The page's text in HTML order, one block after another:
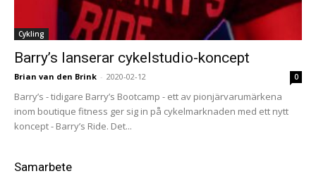
Cykling
Barry’s lanserar cykelstudio-koncept
Brian van den Brink - 2020-02-12 0
Barry’s - tidigare Barry’s Bootcamp - ett av pionjärvarumärkena
inom boutique fitness ger sig in på cykelmarknaden med ett nytt
koncept - Barry’s Ride. Det...
Samarbete